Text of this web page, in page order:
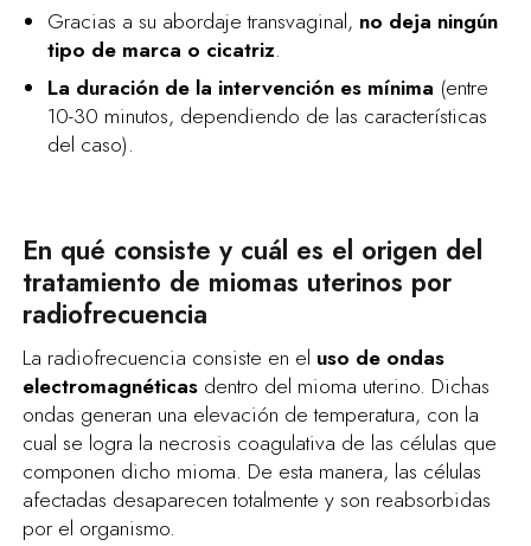
Gracias a su abordaje transvaginal, no deja ningún
tipo de marca o cicatriz.
La duración de la intervención es mínima (entre
10-30 minutos, dependiendo de las características
del caso).
En qué consiste y cuál es el origen del
tratamiento de miomas uterinos por
radiofrecuencia
La radiofrecuencia consiste en el uso de ondas
electromagnéticasdentro del mioma uterino. Dichas
ondas generan una elevación de temperatura, con la
cual se logra la necrosis coagulativa de las células que
componen dicho mioma. De esta manera, las células
afectadas desaparecen totalmente y son reabsorbidas
por el organismo.